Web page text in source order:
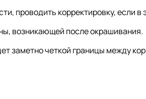
проводить корректировку, если в
возникающей после окрашивания.
заметно четкой границы между